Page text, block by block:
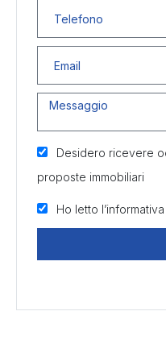
Desidero ricevere
proposte immobiliari
Ho letto